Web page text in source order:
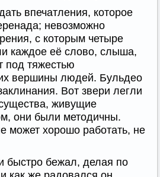
впечатления, которое
невозможно
с которым четыре
каждое её слово, слыша,
под тяжестью
вершины людей. Бульдео
Вот звери легли
живущие
они были методичны.
может хорошо работать, не
быстро бежал, делая по